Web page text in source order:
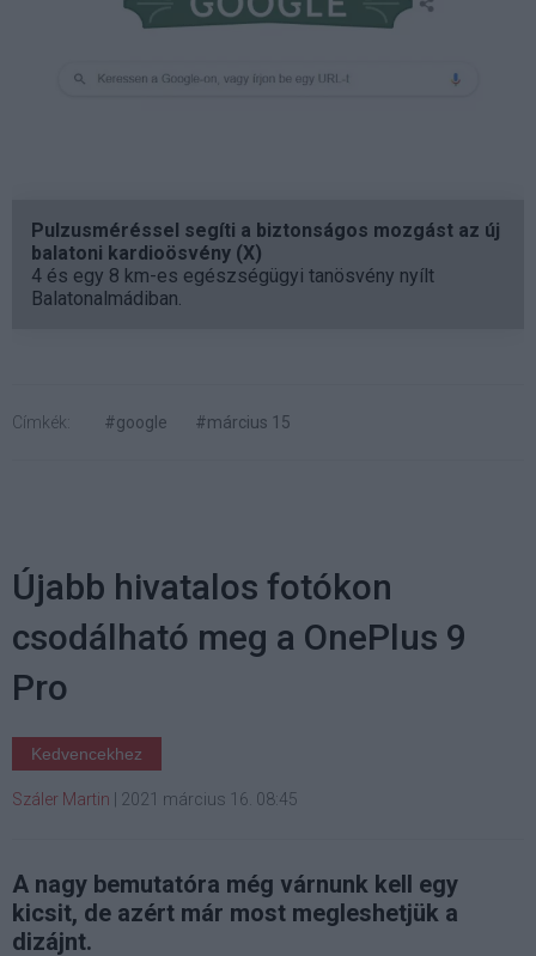
Pulzusméréssel segíti a biztonságos mozgást az új
balatoni kardioösvény (X)
4 és egy 8 km-es egészségügyi tanösvény nyílt
Balatonalmádiban.
Címkék: #google #március 15
Újabb hivatalos fotókon
csodálható meg a OnePlus 9
Pro
Kedvencekhez
Száler Martin | 2021 március 16. 08:45
A nagy bemutatóra még várnunk kell egy
kicsit, de azért már most megleshetjük a
dizájnt.